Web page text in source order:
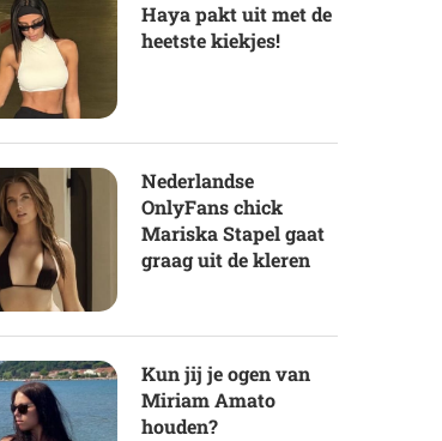
Haya pakt uit met de
heetste kiekjes!
Nederlandse
OnlyFans chick
Mariska Stapel gaat
graag uit de kleren
Kun jij je ogen van
Miriam Amato
houden?